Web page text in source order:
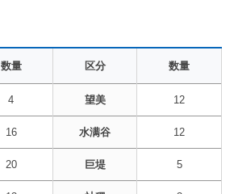
数量 区分 数量
4 望美 12
16 水满谷 12
20 巨堤 5